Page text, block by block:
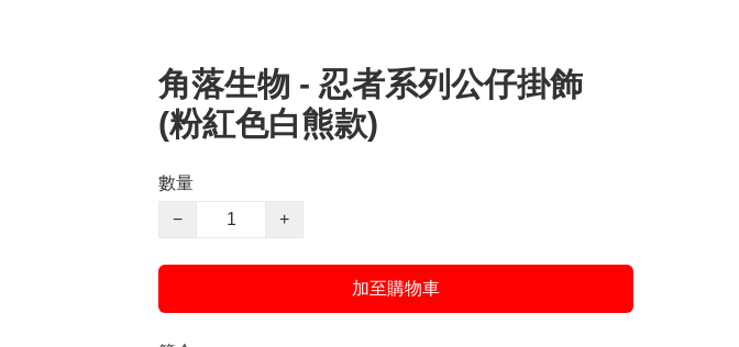
角落生物 - 忍者系列公仔掛飾
(粉紅色白熊款)
數量
−
+
加至購物車